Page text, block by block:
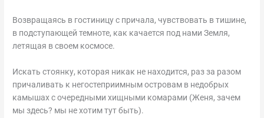
Возвращаясь в гостиницу с причала, чувствовать в тишине,
в подступающей темноте, как качается под нами Земля,
летящая в своем космосе.
Искать стоянку, которая никак не находится, раз за разом
причаливать к негостеприимным островам в недобрых
камышах с очередными хищными комарами (Женя, зачем
мы здесь? мы не хотим тут быть).